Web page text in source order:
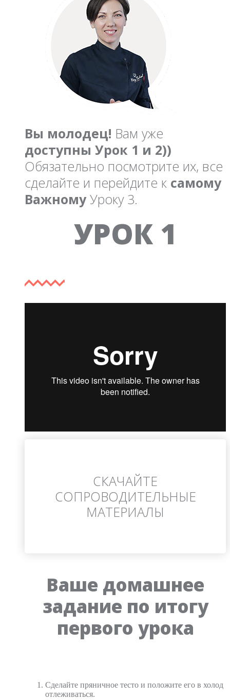
Вы молодец! Вам уже
доступны Урок 1 и 2))
Обязательно посмотрите их, все
сделайте и перейдите к самому
ВажномуУроку 3.
УРОК 1
СКАЧАЙТЕ
СОПРОВОДИТЕЛЬНЫЕ
МАТЕРИАЛЫ
Ваше домашнее
задание по итогу
первого урока
Сделайте пряничное тесто и положите его в холод
отлеживаться.